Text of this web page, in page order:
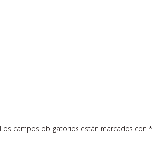
Los campos obligatorios están marcados con*